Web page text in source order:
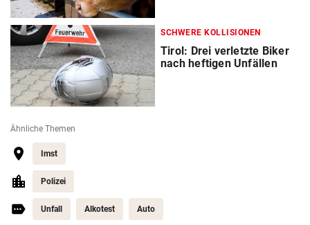
SCHWERE KOLLISIONEN
Tirol: Drei verletzte Biker
nach heftigen Unfällen
Ähnliche Themen
Imst
Polizei
Unfall Alkotest Auto